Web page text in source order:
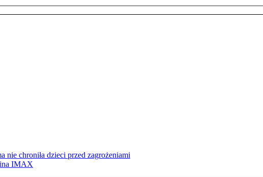
nie chroniła dzieci przed zagrożeniami
IMAX